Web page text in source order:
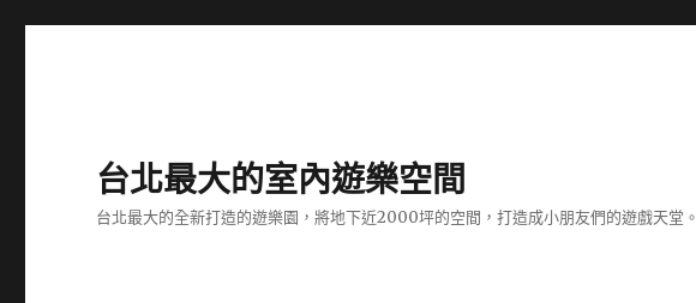
台北最大的室內遊樂空間
台北最大的全新打造的遊樂園，將地下近2000坪的空間，打造成小朋友們的遊戲天堂。